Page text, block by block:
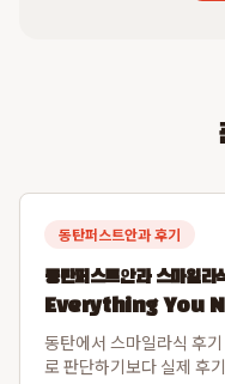
동탄퍼스트안과 후기
동탄퍼스트안과 스마일
Everything You
동탄에서 스마일라식 후
로 판단하기보다 실제 후